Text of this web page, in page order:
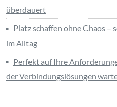
überdauert
Platz schaffen ohne Chaos –
im Alltag
Perfekt auf Ihre
der Verbindungslösungen